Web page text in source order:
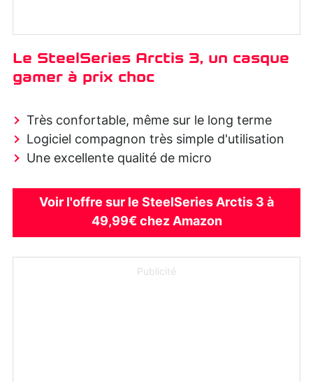
Le SteelSeries Arctis 3, un casque
gamer à prix choc
Très confortable, même sur le long terme
Logiciel compagnon très simple d'utilisation
Une excellente qualité de micro
Voir l'offre sur le SteelSeries Arctis 3 à
49,99€ chez Amazon
Publicité